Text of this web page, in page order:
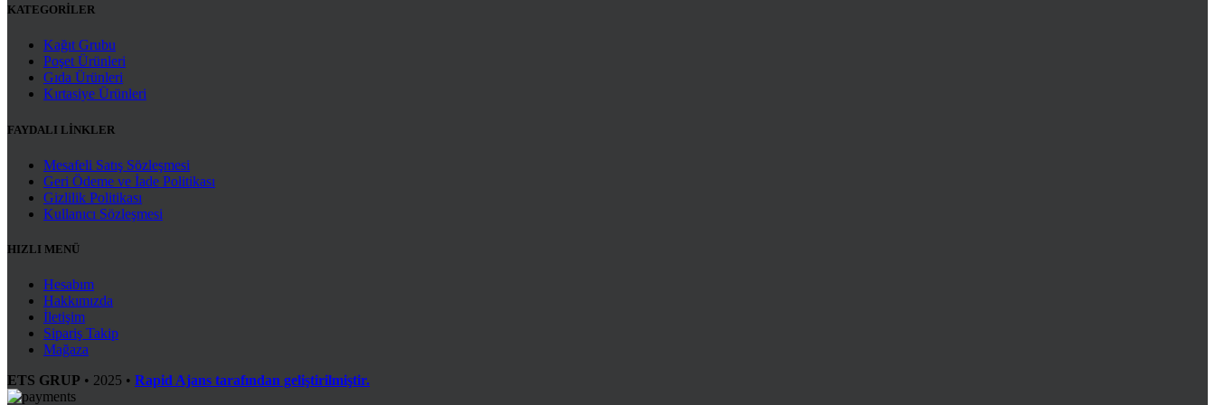
KATEGORİLER
Kağıt Grubu
Poşet Ürünleri
Gıda Ürünleri
Kırtasiye Ürünleri
FAYDALI LİNKLER
Mesafeli Satış Sözleşmesi
Geri Ödeme ve İade Politikası
Gizlilik Politikası
Kullanıcı Sözleşmesi
HIZLI MENÜ
Hesabım
Hakkımızda
İletişim
Sipariş Takip
Mağaza
ETS GRUP • 2025 • Rapid Ajans tarafından geliştirilmiştir.